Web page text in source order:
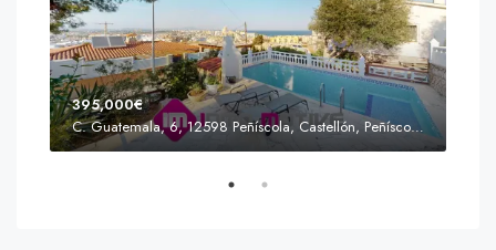
395,000€
C. Guatemala, 6, 12598 Peñíscola, Castellón, Peñíscola, Communauté valencienne